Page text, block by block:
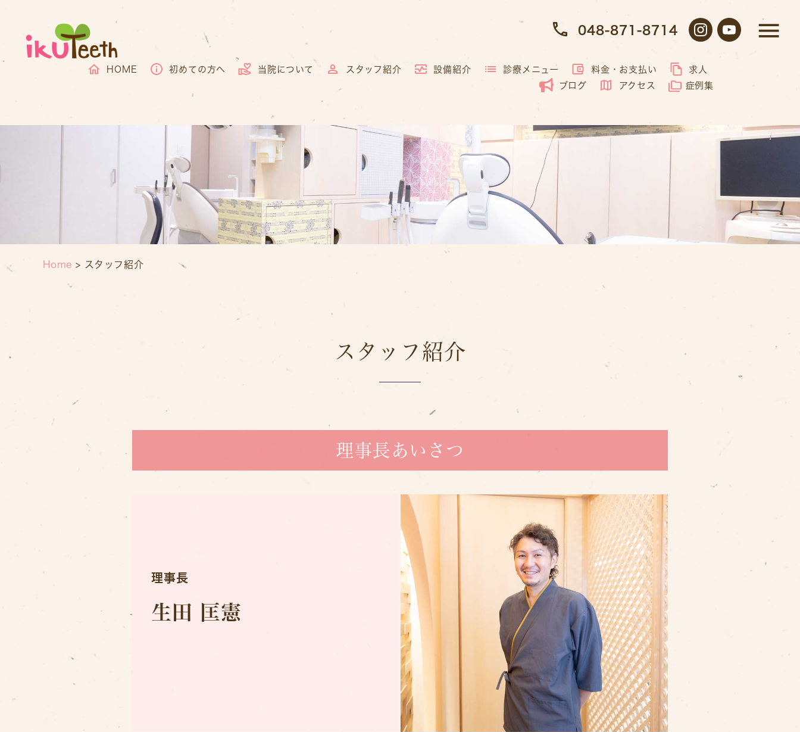
048-871-8714
HOME 初めての方へ 当院について スタッフ紹介 設備紹介 診療メニュー 料金・お支払い
求人
ブログ
アクセス 症例集
Home > スタッフ紹介
スタッフ紹介
理事長あいさつ
理事長
生田 匡憲